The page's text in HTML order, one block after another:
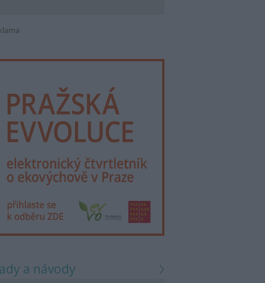
a návody